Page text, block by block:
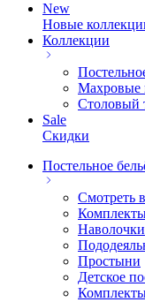
New
Новые
Коллекции
Махровые
Столовый
Sale
Скидки
Постельное
Смотреть
Наволочки
Простыни
Детское